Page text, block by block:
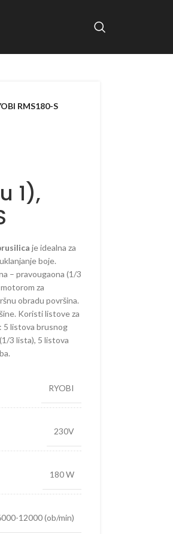
RMS180-S
1),
je idealna za
boje.
– pravougaona (1/3
za
obradu površina.
Koristi listove za
5 listova brusnog
3 lista), 5 listova
RYOBI
230V
180 W
12000 (ob/min)